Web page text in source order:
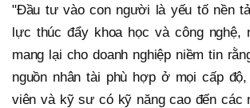
"Đầu tư vào con người là yếu tố nền
lực thúc đẩy khoa học và công nghệ,
mang lại cho doanh nghiệp niềm tin
nguồn nhân tài phù hợp ở mọi cấp
viên và kỹ sư có kỹ năng cao đến các